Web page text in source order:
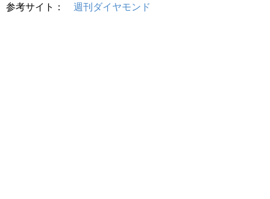
参考サイト： 週刊ダイヤモンド